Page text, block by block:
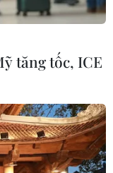
tăng tốc, ICE